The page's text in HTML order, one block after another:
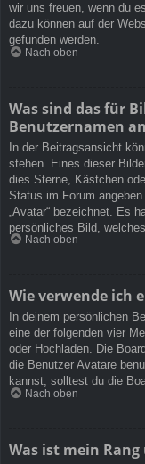
wir uns freuen, wenn du
dazu können auf der
gefunden werden.
Nach oben
Was sind das für
Benutzernamen
In der Beitragsansicht
stehen. Eines dieser
dies Sterne, Kästchen
Status im Forum
„Avatar“ bezeichnet. Es
persönliches Bild,
Nach oben
Wie verwende ich
In deinem persönlichen
eine der folgenden vier
oder Hochladen. Die
die Benutzer Avatare
kannst, solltest du die
Nach oben
Was ist mein